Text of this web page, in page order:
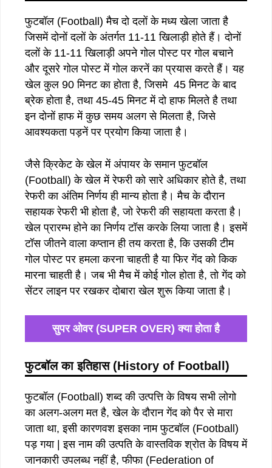
फुटबॉल (Football) मैच दो दलों के मध्य खेला जाता है
जिसमें दोनों दलों के अंतर्गत 11-11 खिलाड़ी होते हैं। दोनों
दलों के 11-11 खिलाड़ी अपने गोल पोस्ट पर गोल बचाने
और दूसरे गोल पोस्ट में गोल करनें का प्रयास करते हैं। यह
खेल कुल 90 मिनट का होता है, जिसमे 45 मिनट के बाद
ब्रेक होता है, तथा 45-45 मिनट में दो हाफ मिलते है तथा
इन दोनों हाफ में कुछ समय अलग से मिलता है, जिसे
आवश्यकता पड़नें पर प्रयोग किया जाता है।
जैसे क्रिकेट के खेल में अंपायर के समान फुटबॉल
(Football) के खेल में रेफरी को सारे अधिकार होते है, तथा
रेफरी का अंतिम निर्णय ही मान्य होता है। मैच के दौरान
सहायक रेफरी भी होता है, जो रेफरी की सहायता करता है।
खेल प्रारम्भ होने का निर्णय टॉस करके लिया जाता है। इसमें
टॉस जीतने वाला कप्तान ही तय करता है, कि उसकी टीम
गोल पोस्ट पर हमला करना चाहती है या फिर गेंद को किक
मारना चाहती है। जब भी मैच में कोई गोल होता है, तो गेंद को
सेंटर लाइन पर रखकर दोबारा खेल शुरू किया जाता है।
सुपर ओवर (SUPER OVER) क्या होता है
फुटबॉल का इतिहास (History of Football)
फुटबॉल (Football) शब्द की उत्पत्ति के विषय सभी लोगो
का अलग-अलग मत है, खेल के दौरान गेंद को पैर से मारा
जाता था, इसी कारणवश इसका नाम फुटबॉल (Football)
पड़ गया | इस नाम की उत्पति के वास्तविक श्रोत के विषय में
जानकारी उपलब्ध नहीं है, फीफा (Federation of